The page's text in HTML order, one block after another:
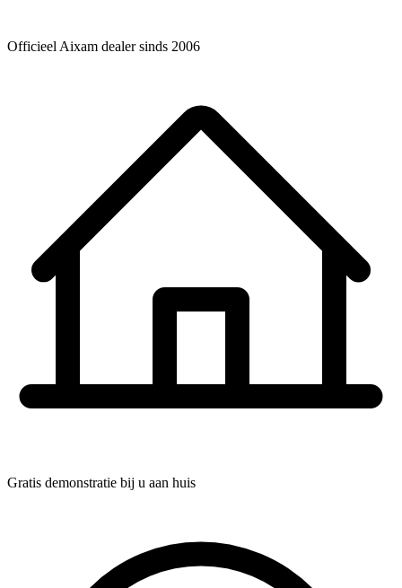
Officieel Aixam dealersinds 2006
Gratis demonstratie bij u aan huis